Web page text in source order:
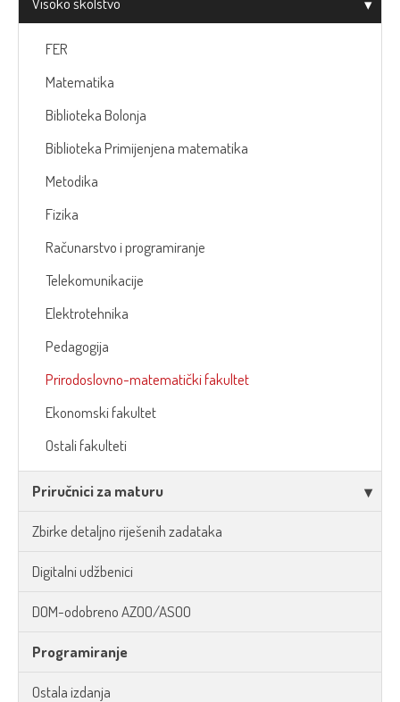
FER
Matematika
Biblioteka Bolonja
Biblioteka Primijenjena matematika
Metodika
Fizika
Računarstvo i programiranje
Telekomunikacije
Elektrotehnika
Pedagogija
Prirodoslovno-matematički fakultet
Ekonomski fakultet
Ostali fakulteti
Priručnici za maturu
Zbirke detaljno riješenih zadataka
Digitalni udžbenici
DOM-odobreno AZOO/ASOO
Programiranje
Ostala izdanja